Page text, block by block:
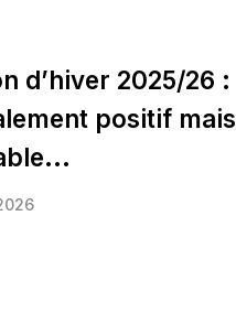
d’hiver 2025/26
positif